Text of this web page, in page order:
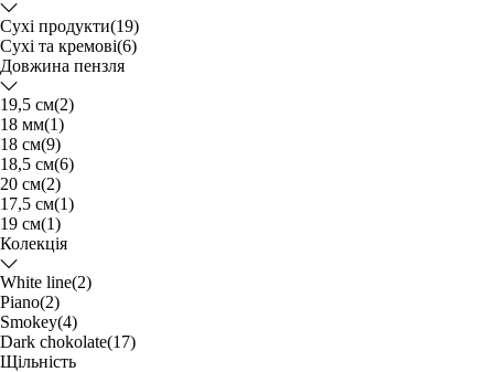
Сухі продукти(19)
Сухі та кремові(6)
Довжина пензля
19,5 см(2)
18 мм(1)
18 см(9)
18,5 см(6)
20 см(2)
17,5 см(1)
19 см(1)
Колекція
White line(2)
Piano(2)
Smokey(4)
Dark chokolate(17)
Щільність